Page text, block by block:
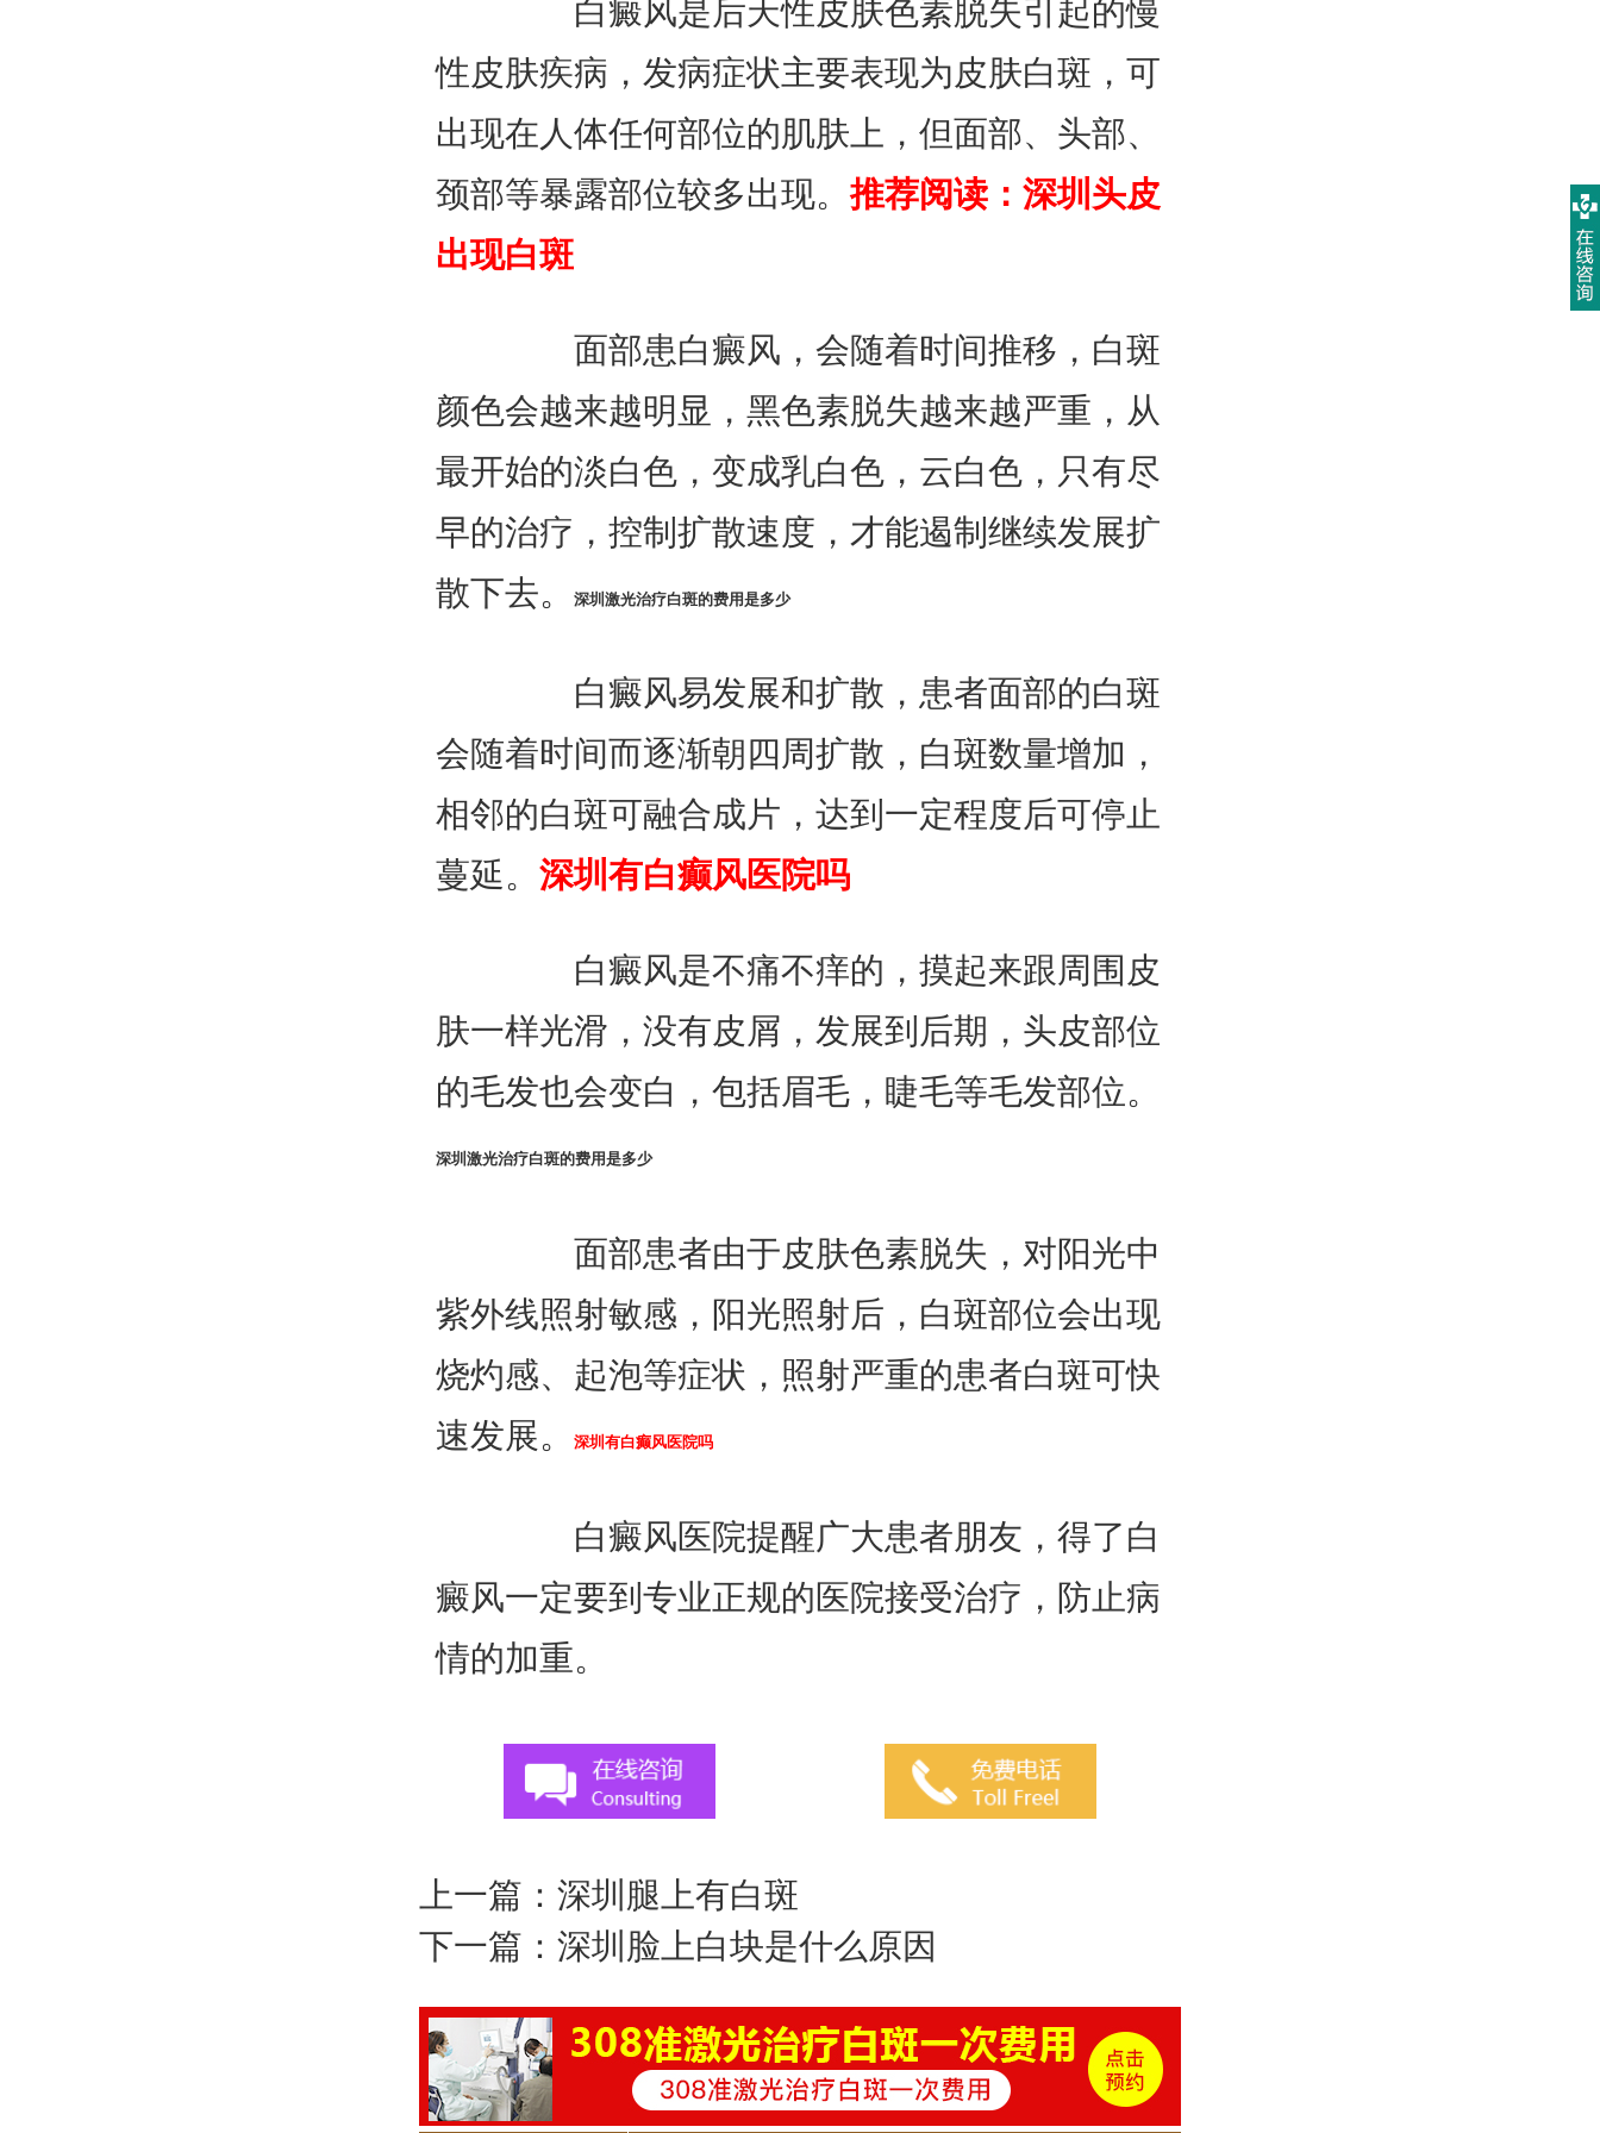
白癜风是后天性皮肤色素脱失引起的慢
性皮肤疾病，发病症状主要表现为皮肤白斑，可
出现在人体任何部位的肌肤上，但面部、头部、
颈部等暴露部位较多出现。推荐阅读：深圳头皮
出现白斑
面部患白癜风，会随着时间推移，白斑
颜色会越来越明显，黑色素脱失越来越严重，从
最开始的淡白色，变成乳白色，云白色，只有尽
早的治疗，控制扩散速度，才能遏制继续发展扩
散下去。深圳激光治疗白斑的费用是多少
白癜风易发展和扩散，患者面部的白斑
会随着时间而逐渐朝四周扩散，白斑数量增加，
相邻的白斑可融合成片，达到一定程度后可停止
蔓延。深圳有白癫风医院吗
白癜风是不痛不痒的，摸起来跟周围皮
肤一样光滑，没有皮屑，发展到后期，头皮部位
的毛发也会变白，包括眉毛，睫毛等毛发部位。
深圳激光治疗白斑的费用是多少
面部患者由于皮肤色素脱失，对阳光中
紫外线照射敏感，阳光照射后，白斑部位会出现
烧灼感、起泡等症状，照射严重的患者白斑可快
速发展。深圳有白癫风医院吗
白癜风医院提醒广大患者朋友，得了白
癜风一定要到专业正规的医院接受治疗，防止病
情的加重。
上一篇： 深圳腿上有白斑
下一篇： 深圳脸上白块是什么原因